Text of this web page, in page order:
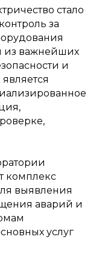
стало
за
из важнейших
и
комплекс
выявления
аварий и
услуг